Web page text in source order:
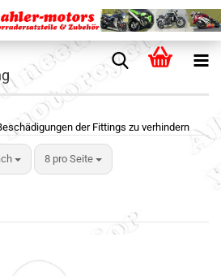
der Fittings zu verhindern
8 pro Seite